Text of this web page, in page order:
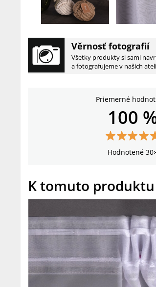
Věrnosť fotografií
Všetky produkty si sami
a fotografujeme v našich
Priemerné
100
Hodnotené
K tomuto